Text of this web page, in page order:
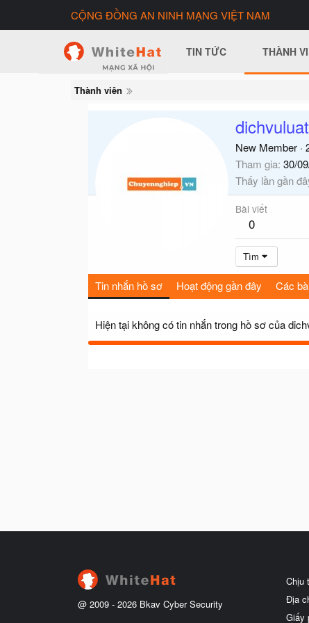
CỘNG ĐỒNG AN NINH MẠNG VIỆT NAM
TIN TỨC THÀNH
Thành viên
New Member ·
Tham gia 30/
Thấy lần gần
Bài viết
0
Tìm
Tin nhắn hồ sơ Hoạt động gần đây Các
Hiện tại không có tin nhắn trong hồ sơ của
@ 2009 - 2026 Bkav Cyber Security
Chịu
Địa
Giấy